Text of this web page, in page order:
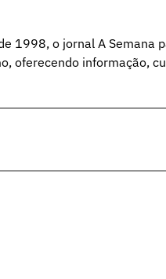
1998, o jornal A
oferecendo informação,